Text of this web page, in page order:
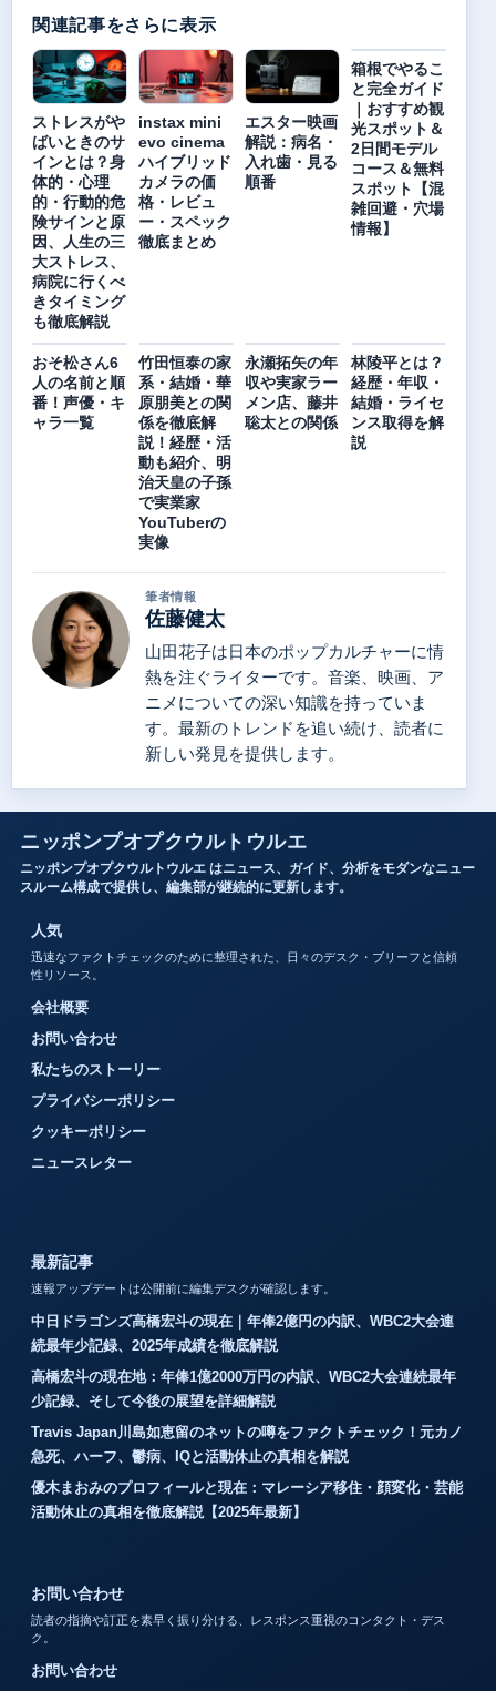
関連記事をさらに表示
ストレスがや
ばいときのサ
インとは？身
体的・心理
的・行動的危
険サインと原
因、人生の三
大ストレス、
病院に行くべ
きタイミング
も徹底解説
instax mini
evo cinema
ハイブリッド
カメラの価
格・レビュ
ー・スペック
徹底まとめ
エスター映画
解説：病名・
入れ歯・見る
順番
箱根でやるこ
と完全ガイド
｜おすすめ観
光スポット＆
2日間モデル
コース＆無料
スポット【混
雑回避・穴場
情報】
おそ松さん6
人の名前と順
番！声優・キ
ャラ一覧
竹田恒泰の家
系・結婚・華
原朋美との関
係を徹底解
説！経歴・活
動も紹介、明
治天皇の子孫
で実業家
YouTuberの
実像
永瀬拓矢の年
収や実家ラー
メン店、藤井
聡太との関係
林陵平とは？
経歴・年収・
結婚・ライセ
ンス取得を解
説
筆者情報
佐藤健太
山田花子は日本のポップカルチャーに情
熱を注ぐライターです。音楽、映画、ア
ニメについての深い知識を持っていま
す。最新のトレンドを追い続け、読者に
新しい発見を提供します。
ニッポンプオプクウルトウルエ
ニッポンプオプクウルトウルエ はニュース、ガイド、分析をモダンなニュー
スルーム構成で提供し、編集部が継続的に更新します。
人気
迅速なファクトチェックのために整理された、日々のデスク・ブリーフと信頼
性リソース。
会社概要
お問い合わせ
私たちのストーリー
プライバシーポリシー
クッキーポリシー
ニュースレター
最新記事
速報アップデートは公開前に編集デスクが確認します。
中日ドラゴンズ高橋宏斗の現在｜年俸2億円の内訳、WBC2大会連
続最年少記録、2025年成績を徹底解説
高橋宏斗の現在地：年俸1億2000万円の内訳、WBC2大会連続最年
少記録、そして今後の展望を詳細解説
Travis Japan川島如恵留のネットの噂をファクトチェック！元カノ
急死、ハーフ、鬱病、IQと活動休止の真相を解説
優木まおみのプロフィールと現在：マレーシア移住・顔変化・芸能
活動休止の真相を徹底解説【2025年最新】
お問い合わせ
読者の指摘や訂正を素早く振り分ける、レスポンス重視のコンタクト・デス
ク。
お問い合わせ